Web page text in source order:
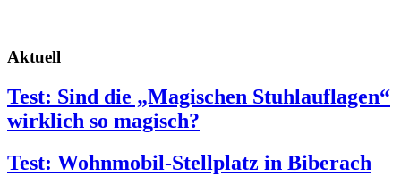
Aktuell
Test: Sind die „Magischen Stuhlauflagen“
wirklich so magisch?
Test: Wohnmobil-Stellplatz in Biberach